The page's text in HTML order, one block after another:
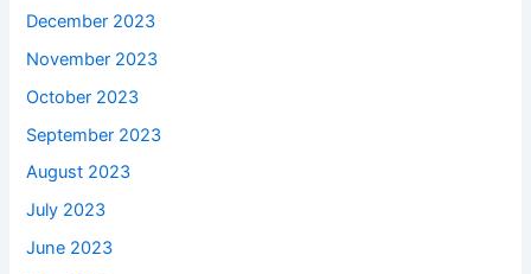
December 2023
November 2023
October 2023
September 2023
August 2023
July 2023
June 2023